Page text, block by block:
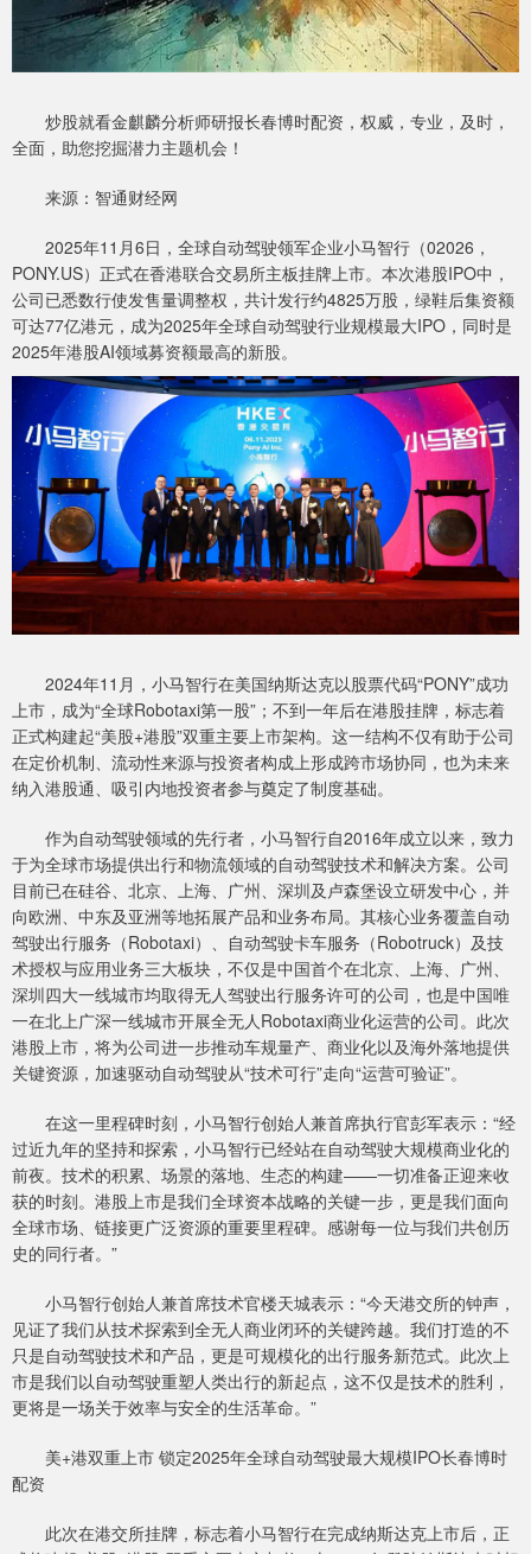
炒股就看金麒麟分析师研报长春博时配资，权威，专业，及时，
全面，助您挖掘潜力主题机会！
来源：智通财经网
2025年11月6日，全球自动驾驶领军企业小马智行（02026，
PONY.US）正式在香港联合交易所主板挂牌上市。本次港股IPO中，
公司已悉数行使发售量调整权，共计发行约4825万股，绿鞋后集资额
可达77亿港元，成为2025年全球自动驾驶行业规模最大IPO，同时是
2025年港股AI领域募资额最高的新股。
2024年11月，小马智行在美国纳斯达克以股票代码“PONY”成功
上市，成为“全球Robotaxi第一股”；不到一年后在港股挂牌，标志着
正式构建起“美股+港股”双重主要上市架构。这一结构不仅有助于公司
在定价机制、流动性来源与投资者构成上形成跨市场协同，也为未来
纳入港股通、吸引内地投资者参与奠定了制度基础。
作为自动驾驶领域的先行者，小马智行自2016年成立以来，致力
于为全球市场提供出行和物流领域的自动驾驶技术和解决方案。公司
目前已在硅谷、北京、上海、广州、深圳及卢森堡设立研发中心，并
向欧洲、中东及亚洲等地拓展产品和业务布局。其核心业务覆盖自动
驾驶出行服务（Robotaxi）、自动驾驶卡车服务（Robotruck）及技
术授权与应用业务三大板块，不仅是中国首个在北京、上海、广州、
深圳四大一线城市均取得无人驾驶出行服务许可的公司，也是中国唯
一在北上广深一线城市开展全无人Robotaxi商业化运营的公司。此次
港股上市，将为公司进一步推动车规量产、商业化以及海外落地提供
关键资源，加速驱动自动驾驶从“技术可行”走向“运营可验证”。
在这一里程碑时刻，小马智行创始人兼首席执行官彭军表示：“经
过近九年的坚持和探索，小马智行已经站在自动驾驶大规模商业化的
前夜。技术的积累、场景的落地、生态的构建——一切准备正迎来收
获的时刻。港股上市是我们全球资本战略的关键一步，更是我们面向
全球市场、链接更广泛资源的重要里程碑。感谢每一位与我们共创历
史的同行者。”
小马智行创始人兼首席技术官楼天城表示：“今天港交所的钟声，
见证了我们从技术探索到全无人商业闭环的关键跨越。我们打造的不
只是自动驾驶技术和产品，更是可规模化的出行服务新范式。此次上
市是我们以自动驾驶重塑人类出行的新起点，这不仅是技术的胜利，
更将是一场关于效率与安全的生活革命。”
美+港双重上市 锁定2025年全球自动驾驶最大规模IPO长春博时
配资
此次在港交所挂牌，标志着小马智行在完成纳斯达克上市后，正